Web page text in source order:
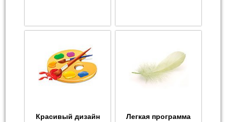
Красивый дизайн Легкая программа